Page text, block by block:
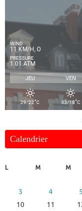
WIND
11 KM/H, O
PRESSURE
1.01 ATM
JEU VEN
29/22°C 33/18°C
Calendrier
L
M M
3
4 5
10
11